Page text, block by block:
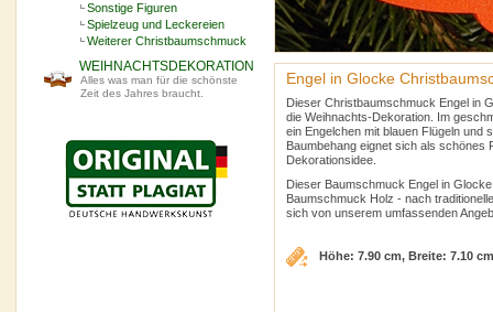
Engel in Glocke
Dieser Christbaumschmuck Engel in
die Weihnachts-Dekoration. Im
ein Engelchen mit blauen Flügeln und
Baumbehang eignet sich als schönes
Dekorationsidee.
Dieser Baumschmuck Engel in
Baumschmuck Holz - nach
sich von unserem umfassenden
Höhe: 7.90 cm, Breite: 7.10 cm
Sonstige Figuren
Spielzeug und Leckereien
Weiterer Christbaumschmuck
WEIHNACHTSDEKORATION
Alles was man für die schönste
Zeit des Jahres braucht.